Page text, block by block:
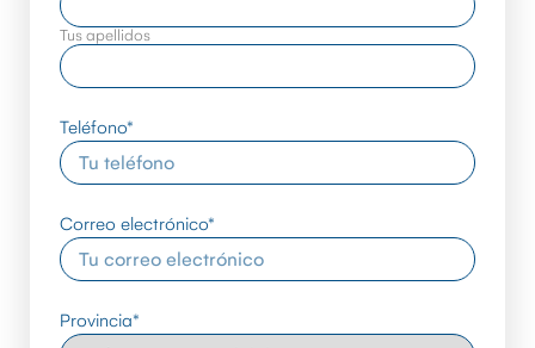
Tus apellidos
Teléfono*
Correo electrónico*
Provincia*